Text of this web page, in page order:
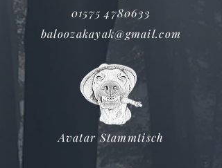
01575 4780633
baloozakayak@gmail.com
Avatar Stammtisch